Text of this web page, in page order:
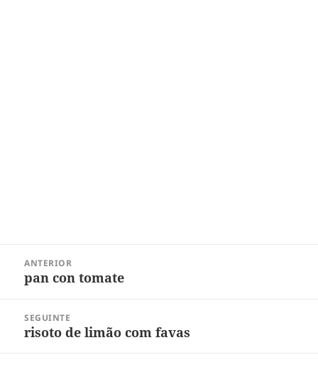
ANTERIOR
Post
pan con tomate
SEGUINTE
Próximo
risoto de limão com favas